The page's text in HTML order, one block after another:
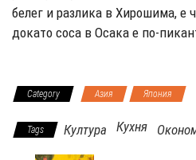
белег и разлика в Хирошима, е
докато соса в Осака е по-
Category Азия Япония
Tags Култура Кухня